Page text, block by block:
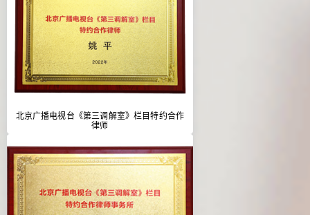
北京广播电视台《第三调解室》栏目特约合作
律师